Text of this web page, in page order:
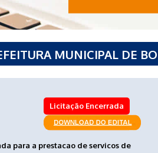
MUNICIPAL DE
Licitação Encerrada
para a prestacao de servicos de